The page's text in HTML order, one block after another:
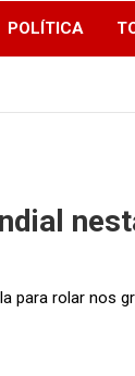
POLÍTICA
para rolar nos